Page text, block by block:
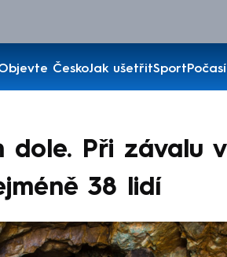
ČeskoJak ušetřitSportPočasí
dole. Při závalu v
38 lidí